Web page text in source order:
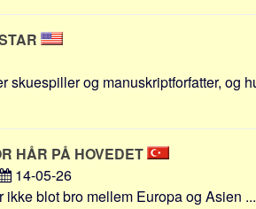
skuespiller og manuskriptforfatter, og
HÅR PÅ HOVEDET
14-05-26
ikke blot bro mellem Europa og Asien ...